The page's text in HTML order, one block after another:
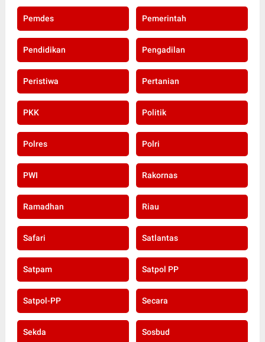
Pemdes Pemerintah
Pendidikan Pengadilan
Peristiwa Pertanian
PKK Politik
Polres Polri
PWI Rakornas
Ramadhan Riau
Safari Satlantas
Satpam Satpol PP
Satpol-PP Secara
Sekda Sosbud